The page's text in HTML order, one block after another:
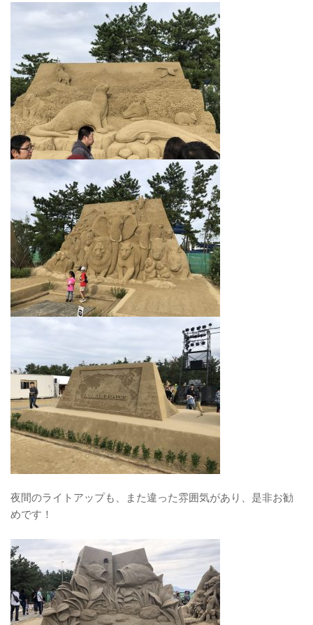
夜間のライトアップも、また違った雰囲気があり、是非お勧
めです！